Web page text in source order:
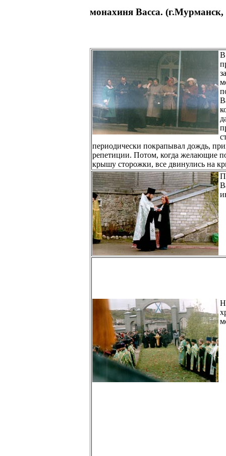
монахиня Васса.
В
периодически покрапывал дождь,
репетиции. Потом, когда желающие
крышу сторожки, все двинулись на